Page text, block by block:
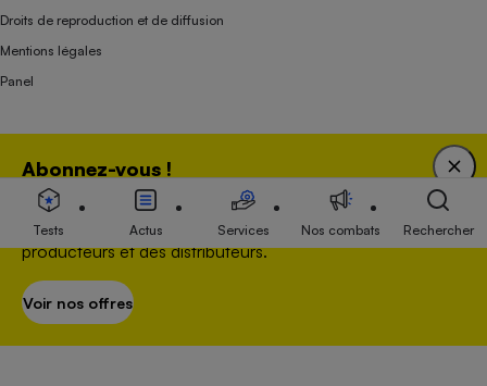
Abonnez-vous !
Bénéficiez d'une expertise unique tout en soutenant
une association 100 % indépendante de l'Etat, des
producteurs et des distributeurs.
Voir nos offres
Droits de reproduction et de diffusion
Mentions légales
Panel
Association indépendante de l’État, des syndicats, des producteurs et des
distributeurs depuis 1951.
Tests Actus Services Nos combats Rechercher